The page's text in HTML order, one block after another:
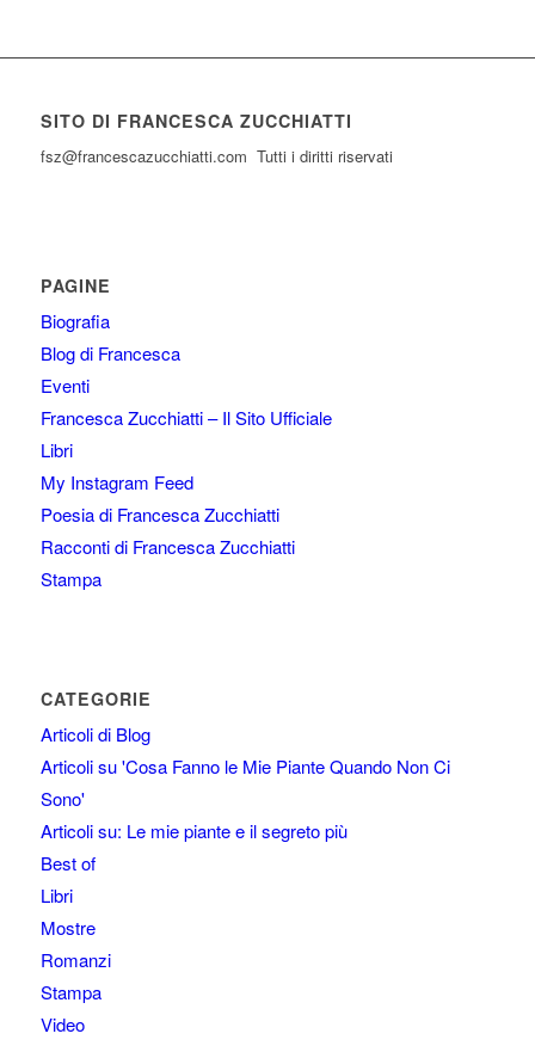
SITO DI FRANCESCA ZUCCHIATTI
fsz@francescazucchiatti.com Tutti i diritti riservati
PAGINE
Biografia
Blog di Francesca
Eventi
Francesca Zucchiatti – Il Sito Ufficiale
Libri
My Instagram Feed
Poesia di Francesca Zucchiatti
Racconti di Francesca Zucchiatti
Stampa
CATEGORIE
Articoli di Blog
Articoli su 'Cosa Fanno le Mie Piante Quando Non Ci
Sono'
Articoli su: Le mie piante e il segreto più
Best of
Libri
Mostre
Romanzi
Stampa
Video